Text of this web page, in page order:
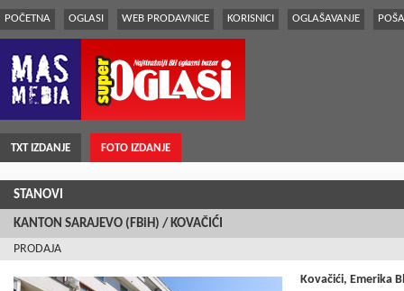
POČETNA OGLASI WEB PRODAVNICE KORISNICI OGLAŠAVANJE
TXT IZDANJE FOTO IZDANJE
STANOVI
KANTON SARAJEVO (FBiH) / KOVAČIĆI
PRODAJA
Kovačići, Emerika